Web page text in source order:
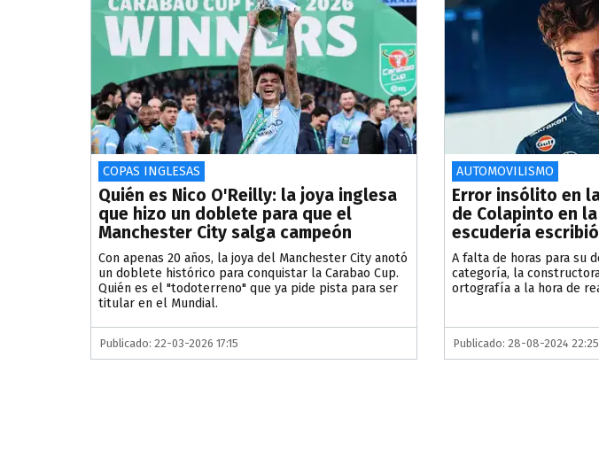
COPAS INGLESAS
Quién es Nico O'Reilly: la joya inglesa
que hizo un doblete para que el
Manchester City salga campeón
Con apenas 20 años, la joya del Manchester City anotó
un doblete histórico para conquistar la Carabao Cup.
Quién es el "todoterreno" que ya pide pista para ser
titular en el Mundial.
Publicado: 22-03-2026 17:15
AUTOMOVILISMO
Error insólito en
de Colapinto en la
escudería
A falta de horas para su
categoría, la
ortografía a la hora de
Publicado: 28-08-2024 22:25